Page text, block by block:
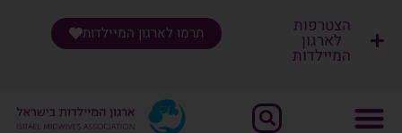
בְּאֲתָר
הצטרפות
לארגון
המיילדות
תרמו לארגון המיילדות